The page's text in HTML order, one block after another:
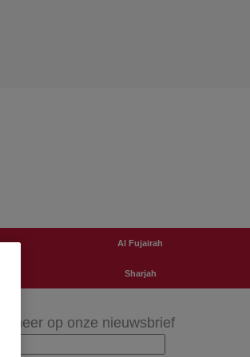
Al Fujairah
Sharjah
op onze nieuwsbrief